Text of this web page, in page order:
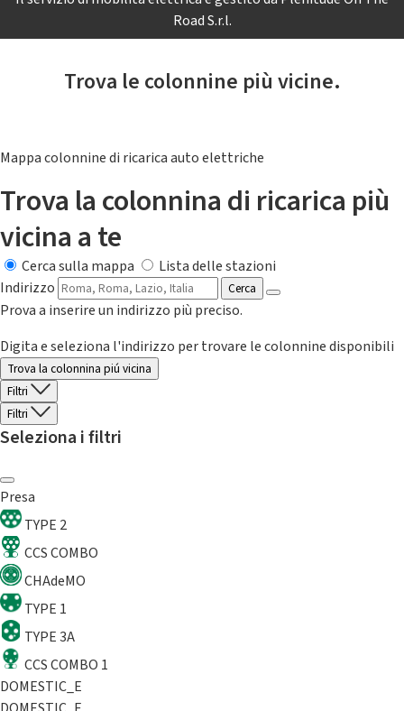
Road S.r.l.
Trova le colonnine più vicine.
Mappa colonnine di ricarica auto elettriche
Trova la colonnina di ricarica più
vicina a te
Cerca sulla mappa
Lista delle stazioni
Indirizzo
Cerca
Prova a inserire un indirizzo più preciso.
Digita e seleziona l'indirizzo per trovare le colonnine disponibili
Trova la colonnina piú vicina
Filtri
Filtri
Seleziona i filtri
Presa
TYPE 2
CCS COMBO
CHAdeMO
TYPE 1
TYPE 3A
CCS COMBO 1
DOMESTIC_E